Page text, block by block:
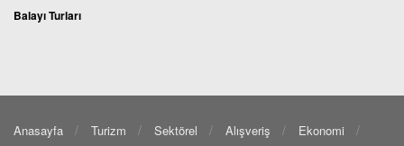
Balayı Turları
Anasayfa Turizm Sektörel Alışveriş
Ekonomi